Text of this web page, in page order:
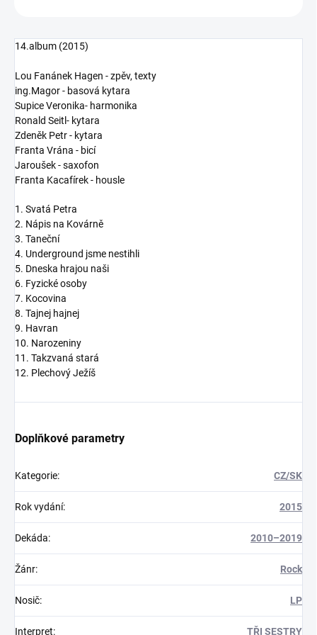
14.album (2015)
Lou Fanánek Hagen - zpěv, texty
ing.Magor - basová kytara
Supice Veronika- harmonika
Ronald Seitl- kytara
Zdeněk Petr - kytara
Franta Vrána - bicí
Jaroušek - saxofon
Franta Kacafírek - housle
1. Svatá Petra
2. Nápis na Kovárně
3. Taneční
4. Underground jsme nestihli
5. Dneska hrajou naši
6. Fyzické osoby
7. Kocovina
8. Tajnej hajnej
9. Havran
10. Narozeniny
11. Takzvaná stará
12. Plechový Ježíš
Doplňkové parametry
Kategorie: CZ/SK
Rok vydání: 2015
Dekáda: 2010–2019
Žánr: Rock
Nosič: LP
Interpret: TŘI SESTRY